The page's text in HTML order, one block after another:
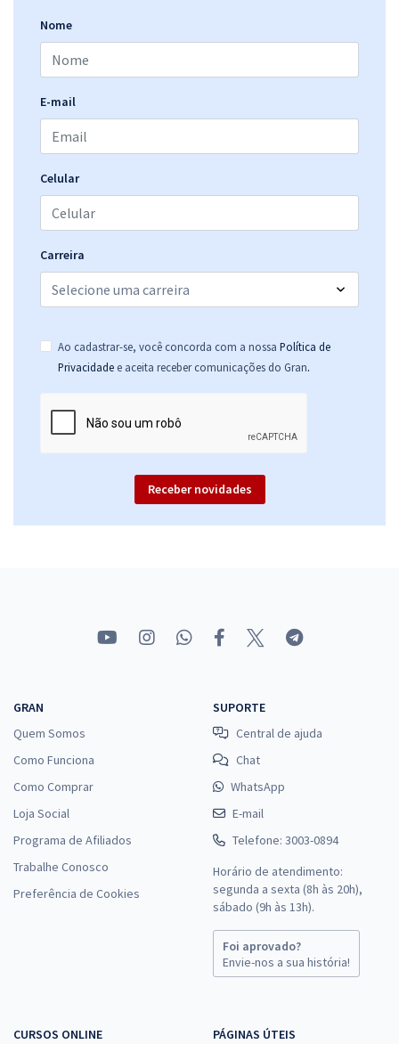
Nome
E-mail
Celular
Carreira
Ao cadastrar-se, você concorda com a nossa Política de
Privacidade e aceita receber comunicações do Gran.
Receber novidades
GRAN
Quem Somos
Como Funciona
Como Comprar
Loja Social
Programa de Afiliados
Trabalhe Conosco
Preferência de Cookies
SUPORTE
Central de ajuda
Chat
WhatsApp
E-mail
Telefone: 3003-0894
Horário de atendimento:
segunda a sexta (8h às 20h),
sábado (9h às 13h).
Foi aprovado?
Envie-nos a sua história!
CURSOS ONLINE PÁGINAS ÚTEIS